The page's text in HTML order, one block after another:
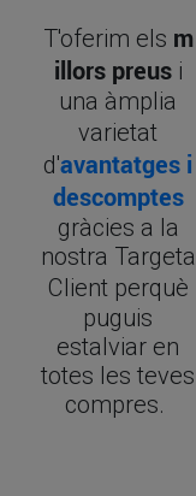
T'oferim els m
illors preus i
una àmplia
varietat
d'avantatges i
descomptes
gràcies a la
nostra Targeta
Client perquè
puguis
estalviar en
totes les teves
compres.